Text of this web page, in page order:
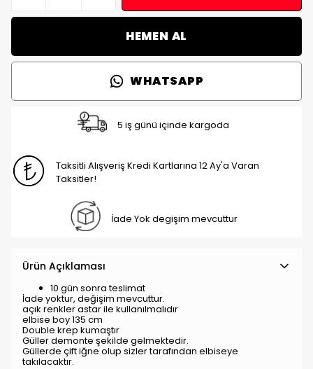
HEMEN AL
WHATSAPP
5 iş günü içinde kargoda
Taksitli Alışveriş Kredi Kartlarına 12 Ay'a Varan
Taksitler!
İade Yok degişim mevcuttur
Ürün Açıklaması
10 gün sonra teslimat
İade yoktur, değişim mevcuttur.
açık renkler astar ile kullanılmalıdır
elbise boy 135 cm
Double krep kumaştır
Güller demonte şekilde gelmektedir.
Güllerde çift iğne olup sizler tarafından elbiseye
takılacaktır.